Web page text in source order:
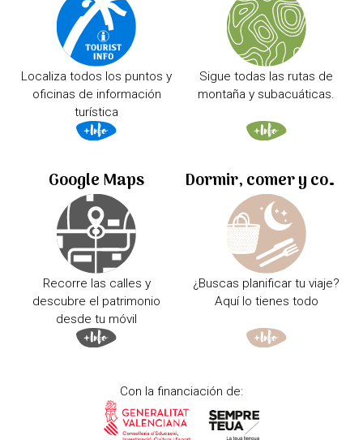
Localiza todos los puntos y
oficinas de información
turística
Sigue todas las rutas de
montaña y subacuáticas.
Google Maps
Recorre las calles y
descubre el patrimonio
desde tu móvil
Dormir, comer y comprar
¿Buscas planificar tu viaje?
Aquí lo tienes todo
Con la financiación de: